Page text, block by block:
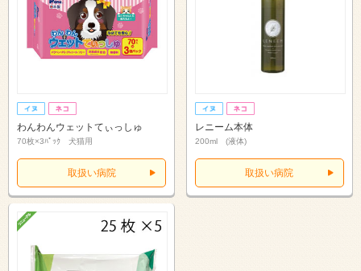
わんわんウェットてぃっしゅ
70枚×3ﾊﾟｯｸ 犬猫用
取扱い病院
レニーム本体
200ml (液体)
取扱い病院